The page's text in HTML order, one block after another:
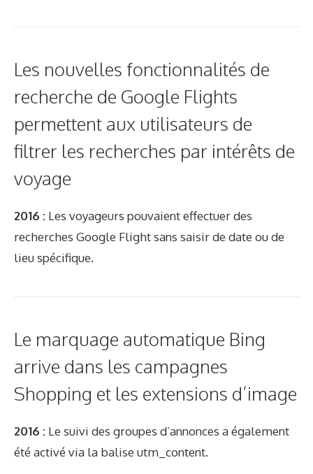
Les nouvelles fonctionnalités de
recherche de Google Flights
permettent aux utilisateurs de
filtrer les recherches par intérêts de
voyage
2016 : Les voyageurs pouvaient effectuer des
recherches Google Flight sans saisir de date ou de
lieu spécifique.
Le marquage automatique Bing
arrive dans les campagnes
Shopping et les extensions d’image
2016 : Le suivi des groupes d’annonces a également
été activé via la balise utm_content.